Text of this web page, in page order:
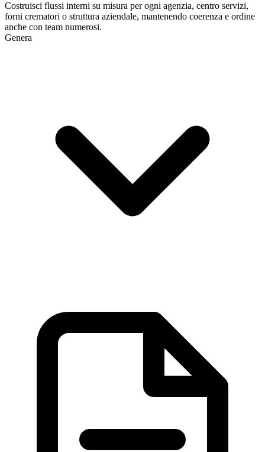
Costruisci flussi interni su misura per ogni agenzia, centro servizi,
forni crematori o struttura aziendale, mantenendo coerenza e ordine
anche con team numerosi.
Genera